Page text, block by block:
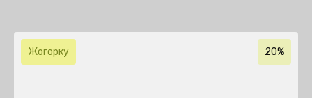
Жогорку 20%